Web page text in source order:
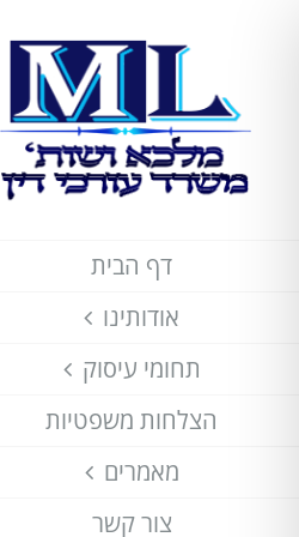
דף הבית
אודותינו
תחומי עיסוק
הצלחות משפטיות
מאמרים
צור קשר